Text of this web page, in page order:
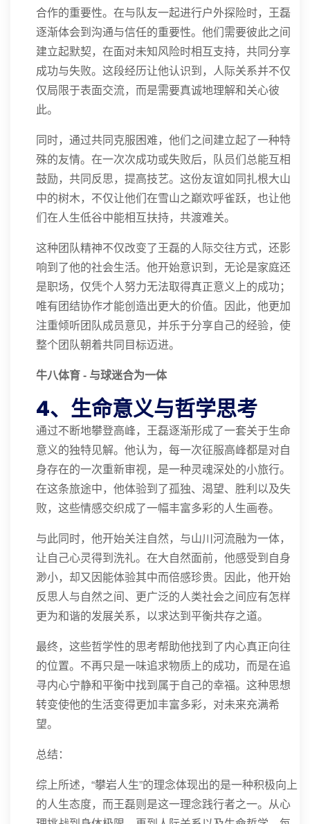
合作的重要性。在与队友一起进行户外探险时，王磊
逐渐体会到沟通与信任的重要性。他们需要彼此之间
建立起默契，在面对未知风险时相互支持，共同分享
成功与失败。这段经历让他认识到，人际关系并不仅
仅局限于表面交流，而是需要真诚地理解和关心彼
此。
同时，通过共同克服困难，他们之间建立起了一种特
殊的友情。在一次次成功或失败后，队员们总能互相
鼓励，共同反思，提高技艺。这份友谊如同扎根大山
中的树木，不仅让他们在雪山之巅欢呼雀跃，也让他
们在人生低谷中能相互扶持，共渡难关。
这种团队精神不仅改变了王磊的人际交往方式，还影
响到了他的社会生活。他开始意识到，无论是家庭还
是职场，仅凭个人努力无法取得真正意义上的成功；
唯有团结协作才能创造出更大的价值。因此，他更加
注重倾听团队成员意见，并乐于分享自己的经验，使
整个团队朝着共同目标迈进。
⽜⼋体育 - 与球迷合为⼀体
4、生命意义与哲学思考
通过不断地攀登高峰，王磊逐渐形成了一套关于生命
意义的独特见解。他认为，每一次征服高峰都是对自
身存在的一次重新审视，是一种灵魂深处的小旅行。
在这条旅途中，他体验到了孤独、渴望、胜利以及失
败，这些情感交织成了一幅丰富多彩的人生画卷。
与此同时，他开始关注自然，与山川河流融为一体，
让自己心灵得到洗礼。在大自然面前，他感受到自身
渺小，却又因能体验其中而倍感珍贵。因此，他开始
反思人与自然之间、更广泛的人类社会之间应有怎样
更为和谐的发展关系，以求达到平衡共存之道。
最终，这些哲学性的思考帮助他找到了内心真正向往
的位置。不再只是一味追求物质上的成功，而是在追
寻内心宁静和平衡中找到属于自己的幸福。这种思想
转变使他的生活变得更加丰富多彩，对未来充满希
望。
总结：
综上所述，“攀岩人生”的理念体现出的是一种积极向上
的人生态度，而王磊则是这一理念践行者之一。从心